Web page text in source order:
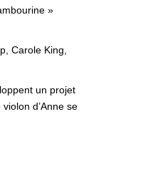
»
Carole King,
un projet
d’Anne se